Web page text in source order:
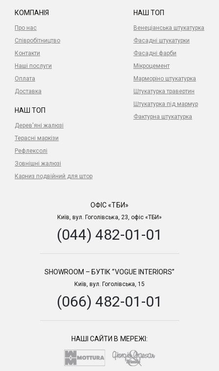
КОМПАНІЯ
Про нас
Співробітництво
Контакти
Наші послуги
Оплата
Доставка
НАШ ТОП
Венеціанська штукатурка
Фасадні штукатурки
Фасадні фарби
Мікроцемент
Марморіно штукатурка
Штукатурка травертин
Штукатурка під мармур
Фактурна штукатурка
НАШ ТОП
Дерев'яні жалюзі
Терасні маркізи
Рефлексолі
Зовнішні жалюзі
Карниз подвійний для штор
ОФІС «ТБИ»
Київ, вул. Гоголівська, 23, офіс «ТБИ»
(044) 482-01-01
SHOWROOM – БУТІК “VOGUE INTERIORS”
Київ, вул. Гоголівська, 15
(066) 482-01-01
НАШІ САЙТИ В МЕРЕЖІ: